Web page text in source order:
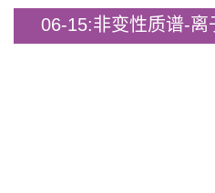
06-15:非变性质谱-